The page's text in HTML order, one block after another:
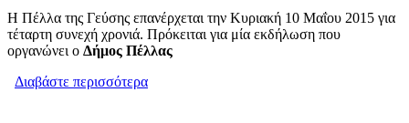
Η Πέλλα της Γεύσης επανέρχεται την Κυριακή 10 Μαΐου 2015 για
τέταρτη συνεχή χρονιά. Πρόκειται για μία εκδήλωση που
οργανώνει ο Δήμος Πέλλας
Διαβάστε περισσότερα